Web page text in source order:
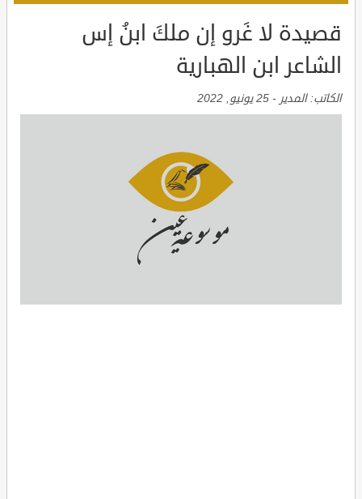
قصيدة لا غَرو إن ملكَ ابنُ إس
الشاعر ابن الهبارية
الكاتب:المدير - 25 يونيو, 2022